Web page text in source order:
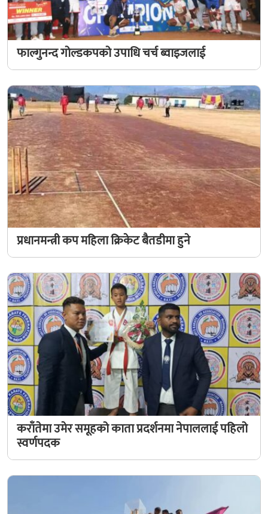
फाल्गुनन्द गोल्डकपको उपाधि चर्च ब्वाइजलाई
प्रधानमन्त्री कप महिला क्रिकेट बैतडीमा हुने
कराँतेमा उमेर समूहको काता प्रदर्शनमा नेपाललाई पहिलो
स्वर्णपदक